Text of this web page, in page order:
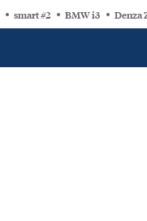
smart #2 BMW i3 Denza